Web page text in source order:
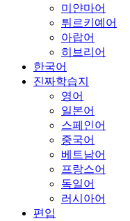
미얀마어
튀르키예어
아랍어
히브리어
한국어
진짜학습지
영어
일본어
스페인어
중국어
베트남어
프랑스어
독일어
러시아어
편입